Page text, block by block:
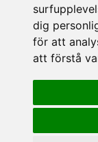
dig
för att
att förstå